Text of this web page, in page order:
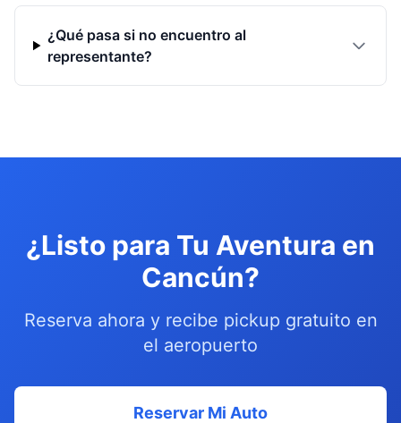
¿Qué pasa si no encuentro al
representante?
¿Listo para Tu Aventura en
Cancún?
Reserva ahora y recibe pickup gratuito en
el aeropuerto
Reservar Mi Auto